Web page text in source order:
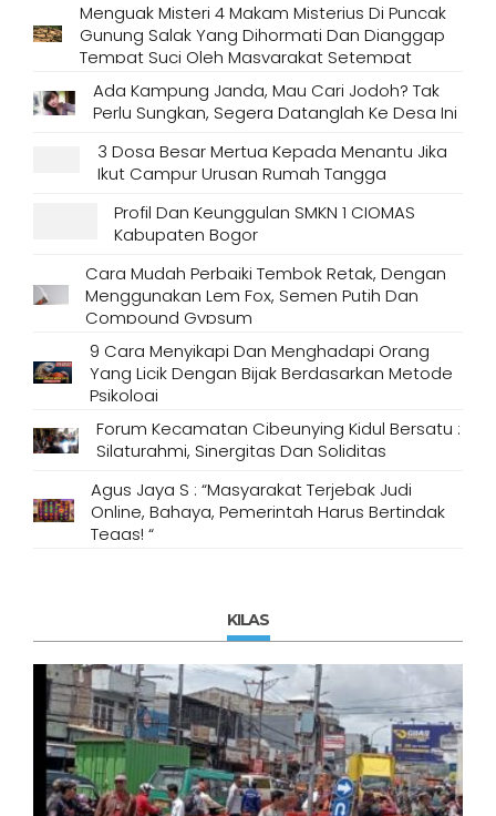
Menguak Misteri 4 Makam Misterius Di Puncak
Gunung Salak Yang Dihormati Dan Dianggap
Tempat Suci Oleh Masyarakat Setempat
Ada Kampung Janda, Mau Cari Jodoh? Tak
Perlu Sungkan, Segera Datanglah Ke Desa Ini
3 Dosa Besar Mertua Kepada Menantu Jika
Ikut Campur Urusan Rumah Tangga
Profil Dan Keunggulan SMKN 1 CIOMAS
Kabupaten Bogor
Cara Mudah Perbaiki Tembok Retak, Dengan
Menggunakan Lem Fox, Semen Putih Dan
Compound Gypsum
9 Cara Menyikapi Dan Menghadapi Orang
Yang Licik Dengan Bijak Berdasarkan Metode
Psikologi
Forum Kecamatan Cibeunying Kidul Bersatu :
Silaturahmi, Sinergitas Dan Soliditas
Agus Jaya S : “Masyarakat Terjebak Judi
Online, Bahaya, Pemerintah Harus Bertindak
Tegas! “
KILAS